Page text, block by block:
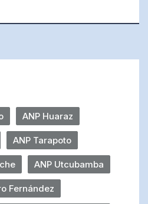
ANP Huaraz
ANP Tarapoto
ANP Utcubamba
Fernández